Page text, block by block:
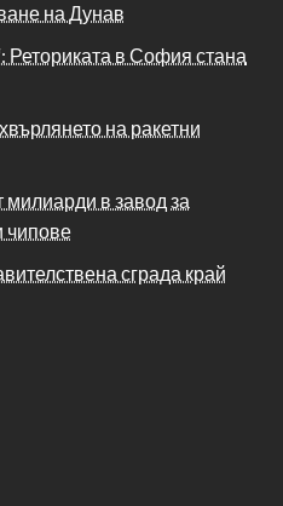
на Дунав
Реториката в София стана
на ракетни
милиарди в завод за
чипове
сграда край